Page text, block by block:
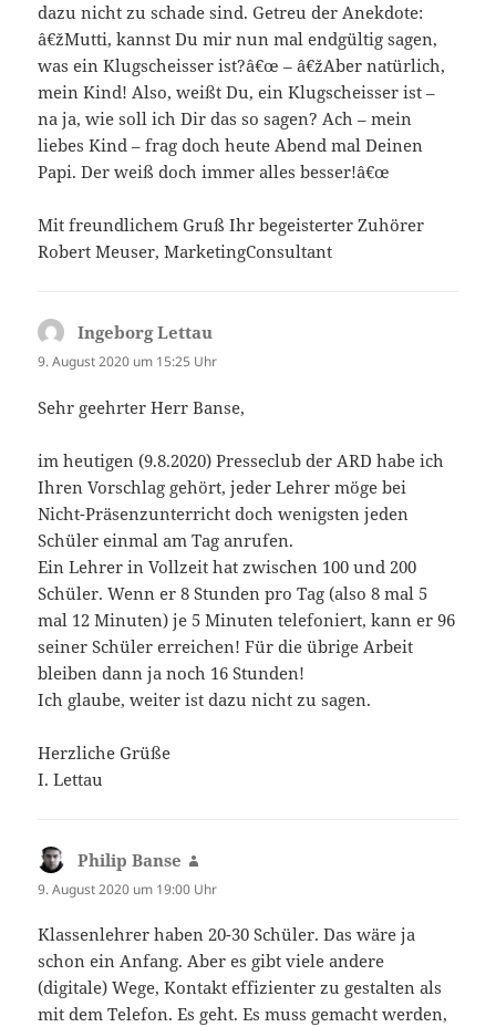
dazu nicht zu schade sind. Getreu der Anekdote:
â€žMutti, kannst Du mir nun mal endgültig sagen,
was ein Klugscheisser ist?â€œ – â€žAber natürlich,
mein Kind! Also, weißt Du, ein Klugscheisser ist –
na ja, wie soll ich Dir das so sagen? Ach – mein
liebes Kind – frag doch heute Abend mal Deinen
Papi. Der weiß doch immer alles besser!â€œ
Mit freundlichem Gruß Ihr begeisterter Zuhörer
Robert Meuser, MarketingConsultant
Ingeborg Lettau
9. August 2020 um 15:25 Uhr
Sehr geehrter Herr Banse,
im heutigen (9.8.2020) Presseclub der ARD habe ich
Ihren Vorschlag gehört, jeder Lehrer möge bei
Nicht-Präsenzunterricht doch wenigsten jeden
Schüler einmal am Tag anrufen.
Ein Lehrer in Vollzeit hat zwischen 100 und 200
Schüler. Wenn er 8 Stunden pro Tag (also 8 mal 5
mal 12 Minuten) je 5 Minuten telefoniert, kann er 96
seiner Schüler erreichen! Für die übrige Arbeit
bleiben dann ja noch 16 Stunden!
Ich glaube, weiter ist dazu nicht zu sagen.
Herzliche Grüße
I. Lettau
Philip Banse
9. August 2020 um 19:00 Uhr
Klassenlehrer haben 20-30 Schüler. Das wäre ja
schon ein Anfang. Aber es gibt viele andere
(digitale) Wege, Kontakt effizienter zu gestalten als
mit dem Telefon. Es geht. Es muss gemacht werden,